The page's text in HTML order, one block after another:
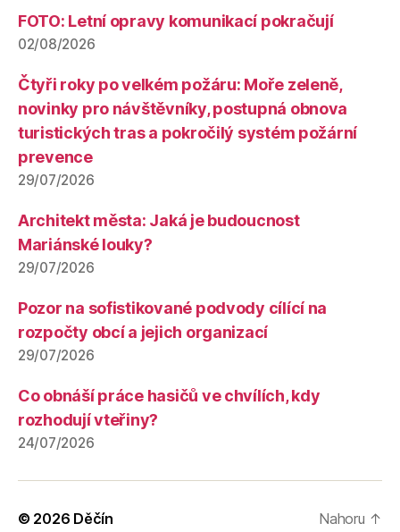
FOTO: Letní opravy komunikací pokračují
02/08/2026
Čtyři roky po velkém požáru: Moře zeleně,
novinky pro návštěvníky, postupná obnova
turistických tras a pokročilý systém požární
prevence
29/07/2026
Architekt města: Jaká je budoucnost
Mariánské louky?
29/07/2026
Pozor na sofistikované podvody cílící na
rozpočty obcí a jejich organizací
29/07/2026
Co obnáší práce hasičů ve chvílích, kdy
rozhodují vteřiny?
24/07/2026
© 2026 Děčín Nahoru ↑